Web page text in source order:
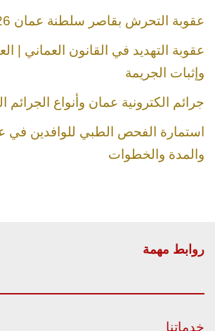
عقوبة التحرش بقاصر سلطنة عمان 2026
عقوبة التهديد في القانون العماني |
وإثبات الجريمة
جرائم الكترونية عمان وأنواع الجرائم
استمارة الفحص الطبي للوافدين في
والمدة والخطوات
روابط مهمة
خدماتنا